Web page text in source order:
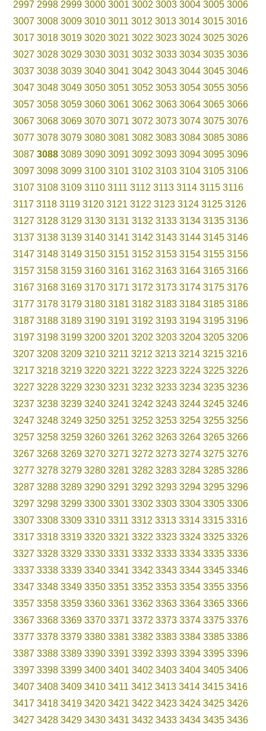
2997 2998 2999 3000 3001 3002 3003 3004 3005 3006
3007 3008 3009 3010 3011 3012 3013 3014 3015 3016
3017 3018 3019 3020 3021 3022 3023 3024 3025 3026
3027 3028 3029 3030 3031 3032 3033 3034 3035 3036
3037 3038 3039 3040 3041 3042 3043 3044 3045 3046
3047 3048 3049 3050 3051 3052 3053 3054 3055 3056
3057 3058 3059 3060 3061 3062 3063 3064 3065 3066
3067 3068 3069 3070 3071 3072 3073 3074 3075 3076
3077 3078 3079 3080 3081 3082 3083 3084 3085 3086
3087 3088 3089 3090 3091 3092 3093 3094 3095 3096
3097 3098 3099 3100 3101 3102 3103 3104 3105 3106
3107 3108 3109 3110 3111 3112 3113 3114 3115 3116
3117 3118 3119 3120 3121 3122 3123 3124 3125 3126
3127 3128 3129 3130 3131 3132 3133 3134 3135 3136
3137 3138 3139 3140 3141 3142 3143 3144 3145 3146
3147 3148 3149 3150 3151 3152 3153 3154 3155 3156
3157 3158 3159 3160 3161 3162 3163 3164 3165 3166
3167 3168 3169 3170 3171 3172 3173 3174 3175 3176
3177 3178 3179 3180 3181 3182 3183 3184 3185 3186
3187 3188 3189 3190 3191 3192 3193 3194 3195 3196
3197 3198 3199 3200 3201 3202 3203 3204 3205 3206
3207 3208 3209 3210 3211 3212 3213 3214 3215 3216
3217 3218 3219 3220 3221 3222 3223 3224 3225 3226
3227 3228 3229 3230 3231 3232 3233 3234 3235 3236
3237 3238 3239 3240 3241 3242 3243 3244 3245 3246
3247 3248 3249 3250 3251 3252 3253 3254 3255 3256
3257 3258 3259 3260 3261 3262 3263 3264 3265 3266
3267 3268 3269 3270 3271 3272 3273 3274 3275 3276
3277 3278 3279 3280 3281 3282 3283 3284 3285 3286
3287 3288 3289 3290 3291 3292 3293 3294 3295 3296
3297 3298 3299 3300 3301 3302 3303 3304 3305 3306
3307 3308 3309 3310 3311 3312 3313 3314 3315 3316
3317 3318 3319 3320 3321 3322 3323 3324 3325 3326
3327 3328 3329 3330 3331 3332 3333 3334 3335 3336
3337 3338 3339 3340 3341 3342 3343 3344 3345 3346
3347 3348 3349 3350 3351 3352 3353 3354 3355 3356
3357 3358 3359 3360 3361 3362 3363 3364 3365 3366
3367 3368 3369 3370 3371 3372 3373 3374 3375 3376
3377 3378 3379 3380 3381 3382 3383 3384 3385 3386
3387 3388 3389 3390 3391 3392 3393 3394 3395 3396
3397 3398 3399 3400 3401 3402 3403 3404 3405 3406
3407 3408 3409 3410 3411 3412 3413 3414 3415 3416
3417 3418 3419 3420 3421 3422 3423 3424 3425 3426
3427 3428 3429 3430 3431 3432 3433 3434 3435 3436